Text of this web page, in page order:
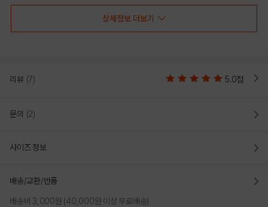
상세정보 더보기
리뷰 (7) 5.0점
문의 (2)
사이즈 정보
배송/교환/반품
배송비 3,000원 (40,000원 이상 무료배송)